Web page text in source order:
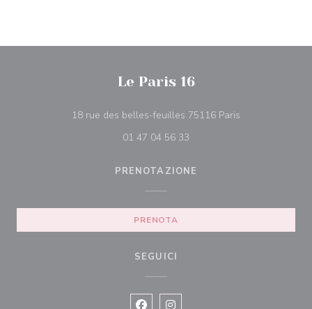
Le Paris 16
18 rue des belles-feuilles 75116 Paris
01 47 04 56 33
PRENOTAZIONE
PRENOTA
SEGUICI